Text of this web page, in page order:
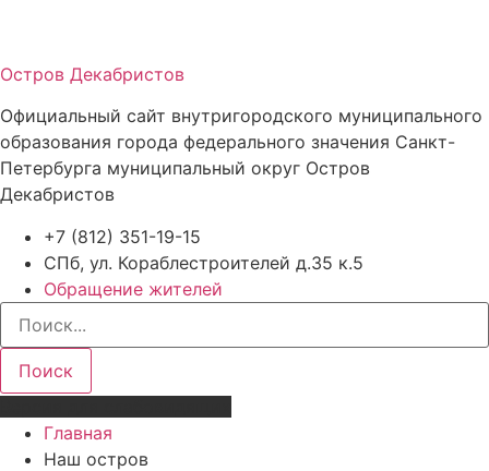
Остров Декабристов
Официальный сайт внутригородского муниципального
образования города федерального значения Санкт-
Петербурга муниципальный округ Остров
Декабристов
+7 (812) 351-19-15
СПб, ул. Кораблестроителей д.35 к.5
Обращение жителей
Поиск
Главная
Наш остров